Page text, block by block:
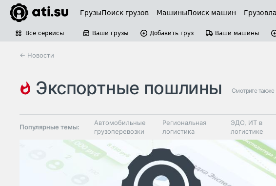
ГрузыПоиск грузов МашиныПоиск машин
Все сервисы Ваши грузы Добавить груз Ваши машины
← Новости
экспортные пошлины Смотрите также
Популярные темы:
Автомобильные
грузоперевозки
Региональная
логистика
ЭДО, ИТ в
логистике
Таможня и ВЭД
грузовые
терминалы
Коммерческий
транспорт